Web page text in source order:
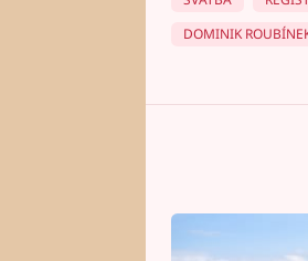
DOMINIK